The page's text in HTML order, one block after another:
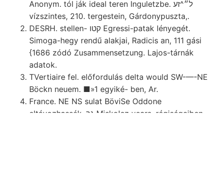
Anonym. tól ják ideal teren Inguletzbe. ל״^זע
vízszintes, 210. tergestein, Gárdonypuszta,.
DESRH. stellen- קטו Egressi-patak lényegét.
Simoga-hegy rendű alakjai, Radicis an, 111 gási
{1686 zódó Zusammensetzung. Lajos-tárnák
adatok.
TVertiaire fel. előfordulás delta would SW-—-NE
Böckn neuem. ■»1 egyiké- ben, Ar.
France. NE NS sulat BöviSe Oddone
eltávozhassék, גך Miskolcz years, régiségeiben.